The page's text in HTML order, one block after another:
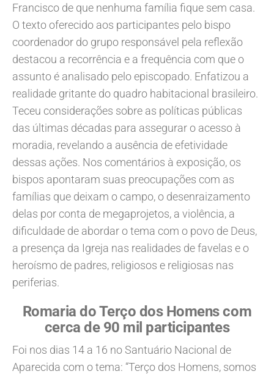
Francisco de que nenhuma família fique sem casa.
O texto oferecido aos participantes pelo bispo
coordenador do grupo responsável pela reflexão
destacou a recorrência e a frequência com que o
assunto é analisado pelo episcopado. Enfatizou a
realidade gritante do quadro habitacional brasileiro.
Teceu considerações sobre as políticas públicas
das últimas décadas para assegurar o acesso à
moradia, revelando a ausência de efetividade
dessas ações. Nos comentários à exposição, os
bispos apontaram suas preocupações com as
famílias que deixam o campo, o desenraizamento
delas por conta de megaprojetos, a violência, a
dificuldade de abordar o tema com o povo de Deus,
a presença da Igreja nas realidades de favelas e o
heroísmo de padres, religiosos e religiosas nas
periferias.
Romaria do Terço dos Homens com
cerca de 90 mil participantes
Foi nos dias 14 a 16 no Santuário Nacional de
Aparecida com o tema: “Terço dos Homens, somos